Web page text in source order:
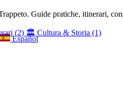
Español
Guide pratiche, itinerari,
(2) 🏛️ Cultura & Storia (1)